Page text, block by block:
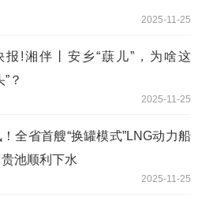
2025-11-25
报!湘伴丨安乡“蕻儿”，为啥这
？
2025-11-25
全省首艘“换罐模式”LNG动力船
池顺利下水
2025-11-25